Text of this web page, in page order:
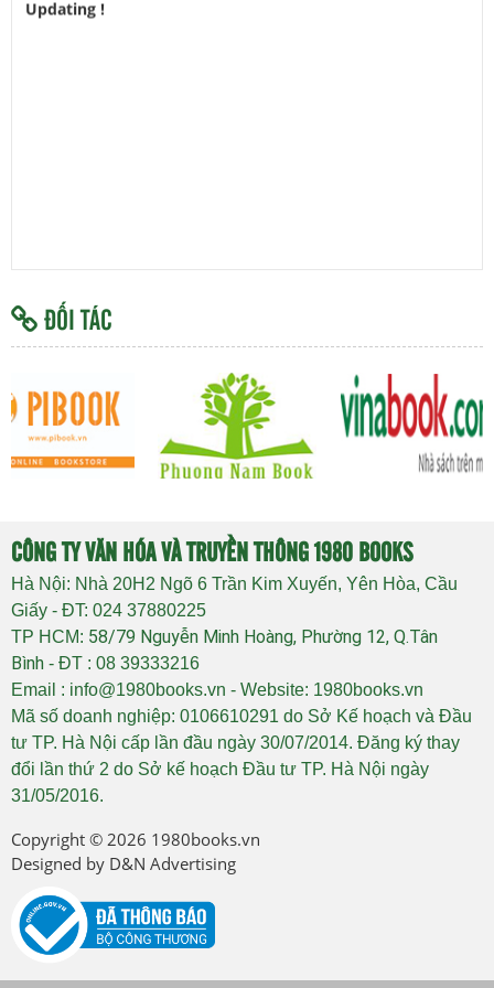
ĐỐI TÁC
CÔNG TY VĂN HÓA VÀ TRUYỀN THÔNG 1980 BOOKS
Hà Nội: Nhà 20H2 Ngõ 6 Trần Kim Xuyến, Yên Hòa, Cầu
Giấy - ĐT: 024 37880225
TP HCM: 58/79 Nguyễn Minh Hoàng, Phường 12, Q.Tân
Bình - ĐT : 08 39333216
Email : info@1980books.vn - Website: 1980books.vn
Mã số doanh nghiệp: 0106610291 do Sở Kế hoạch và Đầu
tư TP. Hà Nội cấp lần đầu ngày 30/07/2014. Đăng ký thay
đổi lần thứ 2 do Sở kế hoạch Đầu tư TP. Hà Nội ngày
31/05/2016.
Copyright © 2026 1980books.vn
Designed by D&N Advertising